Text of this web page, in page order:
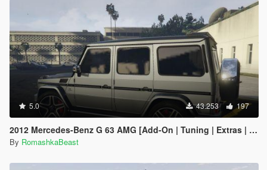
5.0 43.253 197
2012 Mercedes-Benz G 63 AMG [Add-On | Tuning | Extras | VehFuncs V]
By RomashkaBeast